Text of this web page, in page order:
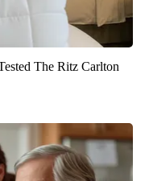
The Ritz Carlton